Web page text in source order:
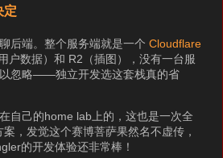
定
后端。整个服务端就是一个Cloudflare
户数据）和 R2（插图），没有一台服
忽略——独立开发选这套栈真的省
自己的home lab上的，这也是一次全
，发觉这个赛博菩萨果然名不虚传，
的开发体验还非常棒！